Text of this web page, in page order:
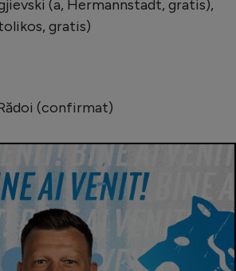
(a, Hermannstadt, gratis),
gratis)
(confirmat)